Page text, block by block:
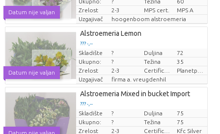
Datum nije valjan
Zrelost
2-3 MPS cert.
MPS A
Uzgajivač
hoogenboom alstroemeria
Datum nije valjan
Alstroemeria Lemon
??? -,--
Cijena po komadu
Skladište ? Duljina
72
Ukupno:
? Težina
35
Zrelost
2-3
Uzgajivač
firma a. vreugdenhil
Alstroemeria Mixed in bucket Import
??? -,--
Cijena po komadu
Skladište ? Duljina
75
Ukupno:
? Težina
75
Zrelost
2-3
Kfc Silver